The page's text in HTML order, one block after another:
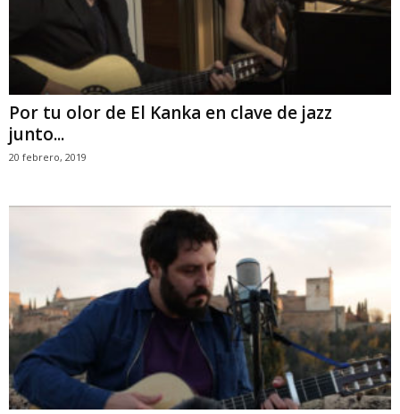
Por tu olor de El Kanka en clave de jazz
junto...
20 febrero, 2019